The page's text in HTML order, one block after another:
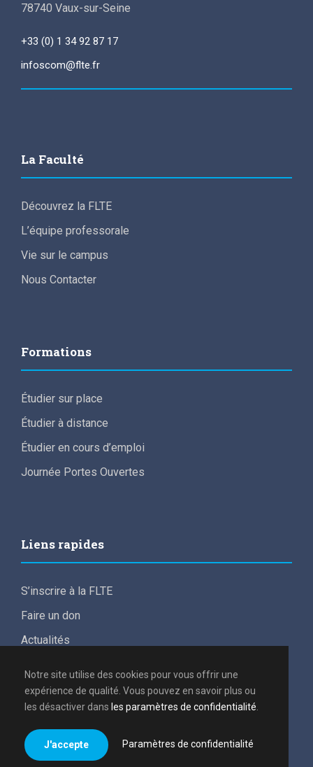
78740 Vaux-sur-Seine
+33 (0) 1 34 92 87 17
infoscom@flte.fr
La Faculté
Découvrez la FLTE
L’équipe professorale
Vie sur le campus
Nous Contacter
Formations
Étudier sur place
Étudier à distance
Étudier en cours d’emploi
Journée Portes Ouvertes
Liens rapides
S’inscrire à la FLTE
Faire un don
Actualités
Conditions de participation aux frais d’études
Politique de confidentialité
Tous droits réservés 2021, FLTE
Notre site utilise des cookies pour vous offrir une
expérience de qualité. Vous pouvez en savoir plus ou
les désactiver dans les paramètres de confidentialité
J'accepte Paramètres de confidentialité